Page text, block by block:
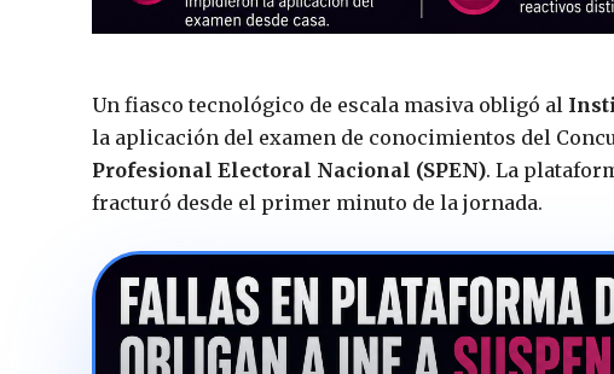
Un fiasco tecnológico de escala masiva obligó al
la aplicación del examen de conocimientos del
Profesional Electoral Nacional (SPEN). La
fracturó desde el primer minuto de la jornada.